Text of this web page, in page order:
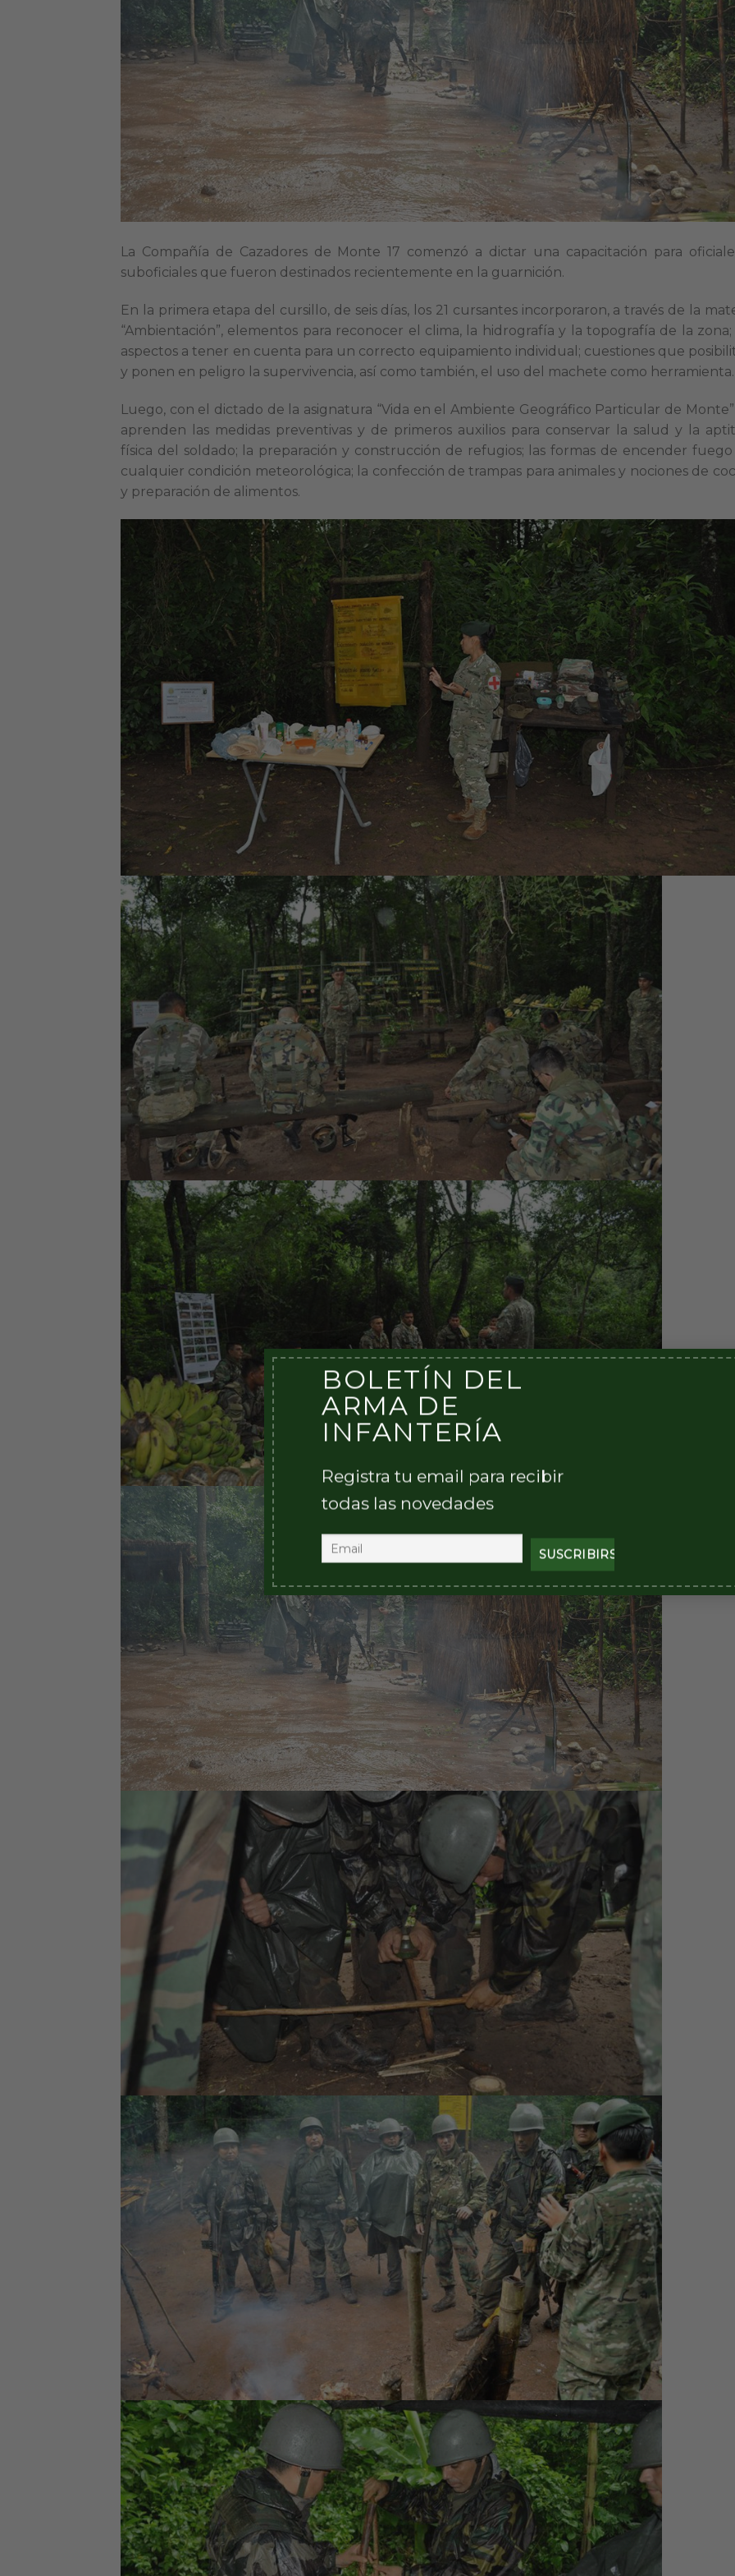
BOLETÍN DEL
ARMA DE
INFANTERÍA
Registra tu email para recibir
todas las novedades
La Compañía de Cazadores de Monte 17 comenzó a dictar una capacitación para
suboficiales que fueron destinados recientemente en la guarnición.
En la primera etapa del cursillo, de seis días, los 21 cursantes incorporaron, a través de la
“Ambientación”, elementos para reconocer el clima, la hidrografía y la topografía de la zona;
aspectos a tener en cuenta para un correcto equipamiento individual; cuestiones que
y ponen en peligro la supervivencia, así como también, el uso del machete como herramienta.
Luego, con el dictado de la asignatura “Vida en el Ambiente Geográfico Particular de
aprenden las medidas preventivas y de primeros auxilios para conservar la salud y la
física del soldado; la preparación y construcción de refugios; las formas de encender
cualquier condición meteorológica; la confección de trampas para animales y nociones de
y preparación de alimentos.